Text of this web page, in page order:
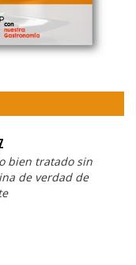
bien tratado sin
de verdad de